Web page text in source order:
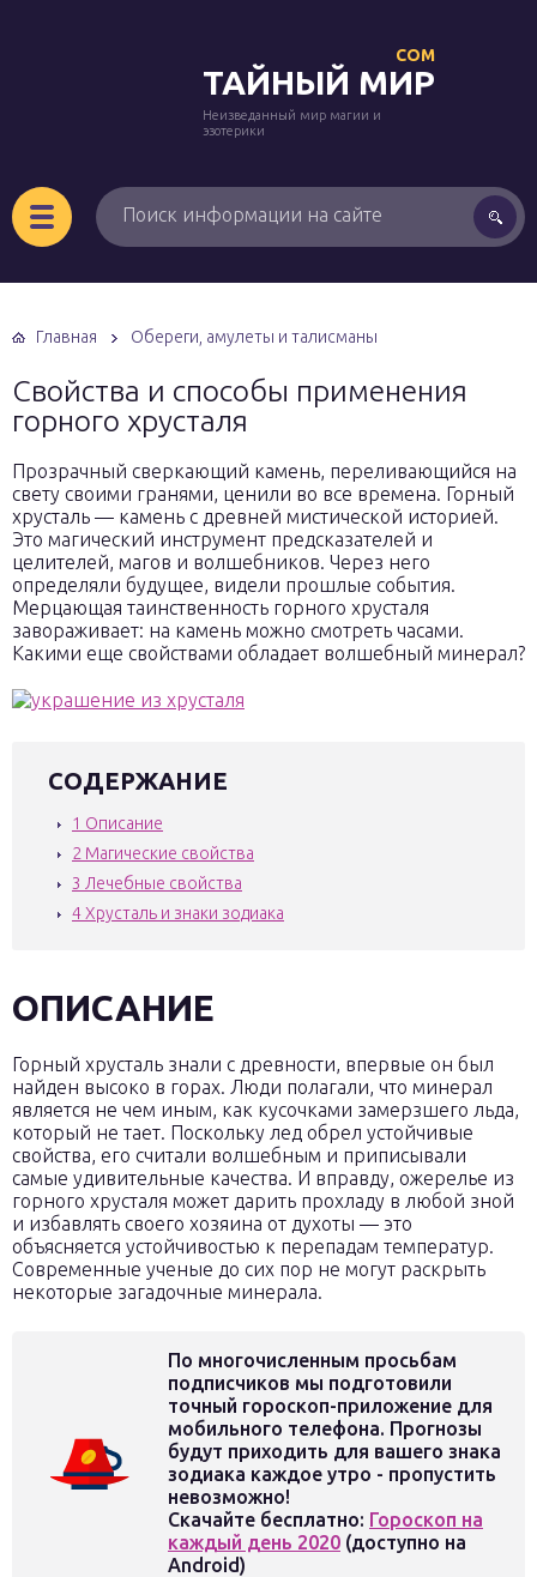
ТАЙНЫЙ МИР
COM
Неизведанный мир магии и
эзотерики
Главная Обереги, амулеты и талисманы
Свойства и способы применения
горного хрусталя
Прозрачный сверкающий камень, переливающийся на
свету своими гранями, ценили во все времена. Горный
хрусталь — камень с древней мистической историей.
Это магический инструмент предсказателей и
целителей, магов и волшебников. Через него
определяли будущее, видели прошлые события.
Мерцающая таинственность горного хрусталя
завораживает: на камень можно смотреть часами.
Какими еще свойствами обладает волшебный минерал?
СОДЕРЖАНИЕ
1 Описание
2 Магические свойства
3 Лечебные свойства
4Хрусталь и знаки зодиака
ОПИСАНИЕ
Горный хрусталь знали с древности, впервые он был
найден высоко в горах. Люди полагали, что минерал
является не чем иным, как кусочками замерзшего льда,
который не тает. Поскольку лед обрел устойчивые
свойства, его считали волшебным и приписывали
самые удивительные качества. И вправду, ожерелье из
горного хрусталя может дарить прохладу в любой зной
и избавлять своего хозяина от духоты — это
объясняется устойчивостью к перепадам температур.
Современные ученые до сих пор не могут раскрыть
некоторые загадочные минерала.
По многочисленным просьбам
подписчиков мы подготовили
точный гороскоп-приложение для
мобильного телефона. Прогнозы
будут приходить для вашего знака
зодиака каждое утро - пропустить
невозможно!
Скачайте бесплатно: Гороскоп на
каждый день 2020 (доступно на
Android)